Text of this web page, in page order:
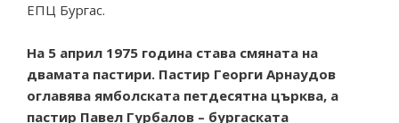
ЕПЦ Бургас.
На 5 април 1975 година става смяната на
двамата пастири. Пастир Георги Арнаудов
оглавява ямболската петдесятна църква, а
пастир Павел Гурбалов – бургаската